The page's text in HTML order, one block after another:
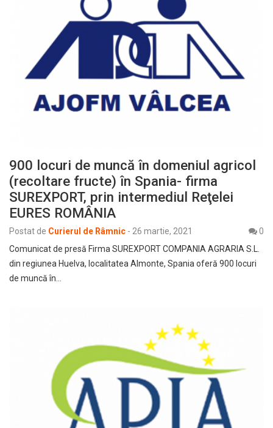
900 locuri de muncă în domeniul agricol
(recoltare fructe) în Spania- firma
SUREXPORT, prin intermediul Reţelei
EURES ROMÂNIA
Postat de Curierul de Râmnic - 26 martie, 2021
0
Comunicat de presă Firma SUREXPORT COMPANIA AGRARIA S.L.
din regiunea Huelva, localitatea Almonte, Spania oferă 900 locuri
de muncă în…